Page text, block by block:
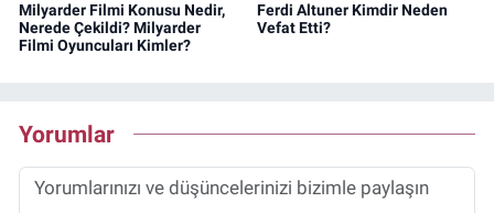
Milyarder Filmi Konusu Nedir,
Nerede Çekildi? Milyarder
Filmi Oyuncuları Kimler?
Ferdi Altuner Kimdir Neden
Vefat Etti?
Yorumlar